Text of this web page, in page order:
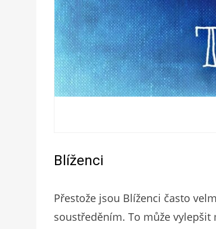
Blíženci
Přestože jsou Blíženci často
soustředěním. To může